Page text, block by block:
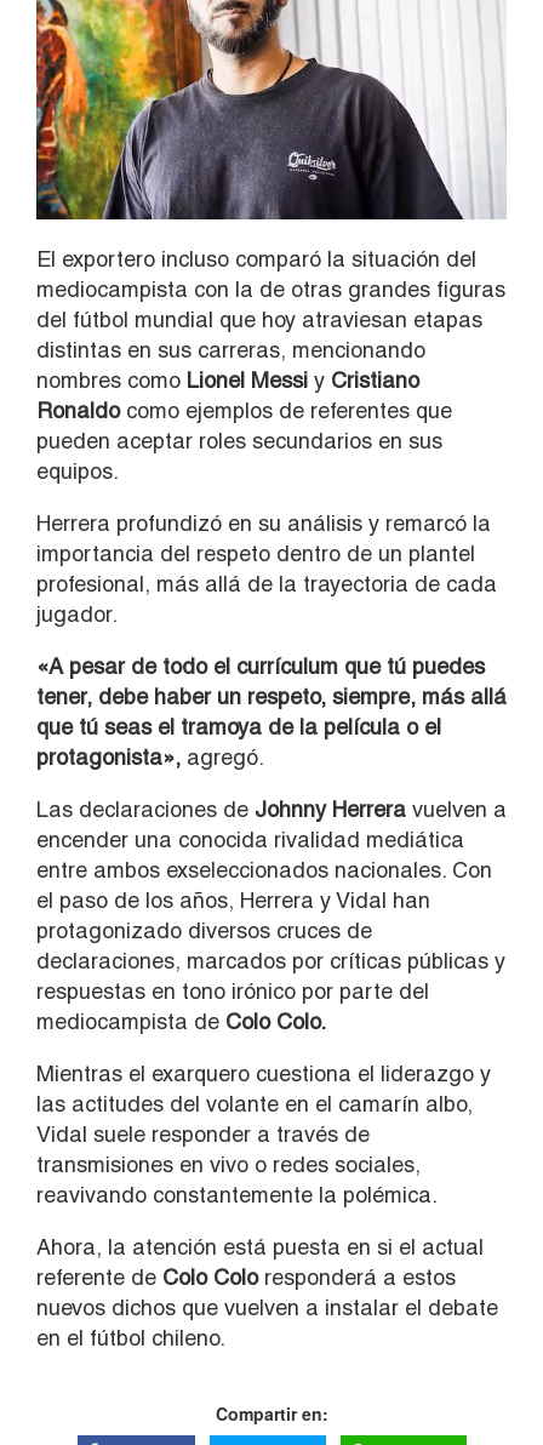
El exportero incluso comparó la situación del
mediocampista con la de otras grandes figuras
del fútbol mundial que hoy atraviesan etapas
distintas en sus carreras, mencionando
nombres como Lionel Messi y Cristiano
Ronaldocomo ejemplos de referentes que
pueden aceptar roles secundarios en sus
equipos.
Herrera profundizó en su análisis y remarcó la
importancia del respeto dentro de un plantel
profesional, más allá de la trayectoria de cada
jugador.
«A pesar de todo el currículum que tú puedes
tener, debe haber un respeto, siempre, más allá
que tú seas el tramoya de la película o el
protagonista», agregó.
Las declaraciones de Johnny Herrera vuelven a
encender una conocida rivalidad mediática
entre ambos exseleccionados nacionales. Con
el paso de los años, Herrera y Vidal han
protagonizado diversos cruces de
declaraciones, marcados por críticas públicas y
respuestas en tono irónico por parte del
mediocampista de Colo Colo.
Mientras el exarquero cuestiona el liderazgo y
las actitudes del volante en el camarín albo,
Vidal suele responder a través de
transmisiones en vivo o redes sociales,
reavivando constantemente la polémica.
Ahora, la atención está puesta en si el actual
referente de Colo Coloresponderá a estos
nuevos dichos que vuelven a instalar el debate
en el fútbol chileno.
Compartir en: